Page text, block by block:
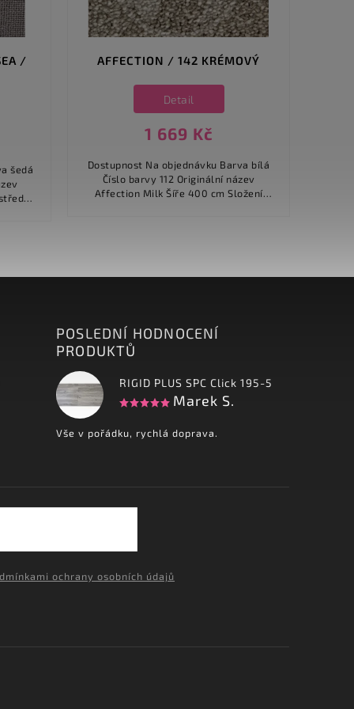
/
AFFECTION / 142 KRÉMOVÝ
1 669 Kč
Detail
Dostupnost Na objednávku Barva bílá
Číslo barvy 112 Originální název
Affection Milk Šíře 400 cm Složení
POSLEDNÍ HODNOCENÍ
PRODUKTŮ
RIGID PLUS SPC Click 195-5
Marek S.
Vše v pořádku, rychlá doprava.
ochrany osobních údajů